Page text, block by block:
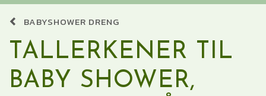
BABYSHOWER DRENG
TALLERKENER TIL
BABY SHOWER,